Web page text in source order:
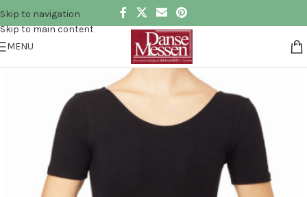
Skip to navigation
Skip to main content
MENU